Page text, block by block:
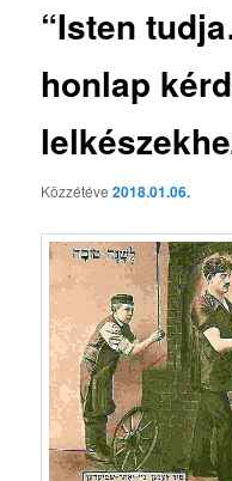
“Isten
honlap
Közzétéve2018.01.06.